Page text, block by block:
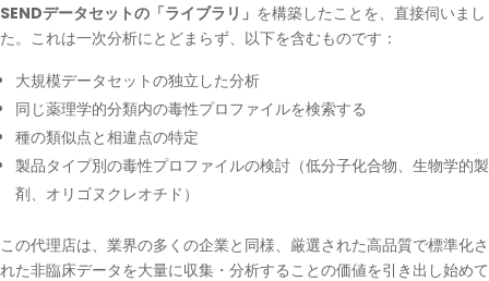
SENDデータセットの「ライブラリ」 を構築したことを、直接伺いまし
た。これは一次分析にとどまらず、以下を含むものです：
大規模データセットの独立した分析
同じ薬理学的分類内の毒性プロファイルを検索する
種の類似点と相違点の特定
製品タイプ別の毒性プロファイルの検討（低分子化合物、生物学的製
剤、オリゴヌクレオチド）
この代理店は、業界の多くの企業と同様、厳選された高品質で標準化さ
れた非臨床データを大量に収集・分析することの価値を引き出し始めて